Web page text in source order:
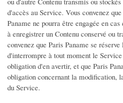
d'accès au Service. Vous convenez
Paname ne pourra être engagée en
à enregistrer un Contenu conservé ou
convenez que Paris Paname se
d'interrompre à tout moment le
obligation d'en avertir, et que Paris
obligation concernant la modification,
du Service.